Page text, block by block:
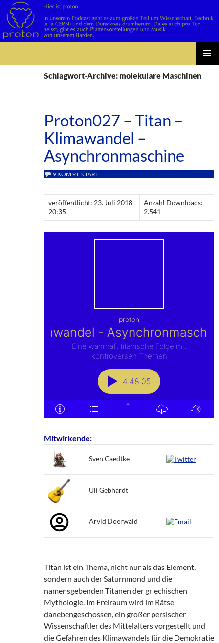
MENÜ
Schlagwort-Archive: molekulare Maschinen
Proton027 – Titan –
Klimawandel –
Asynchronmaschine
9 KOMMENTARE
veröffentlicht: 23. Juli 2018
20:35
Anzahl Downloads:
2.541
Mitwirkende:
Sven Gaedtke
Uli Gebhardt
Arvid Doerwald
Titan ist ein Thema, nicht nur als das Element,
sondern auch der Saturnmond und die
namensgebenden Titanen der griechischen
Mythologie. Im Freiraum wird im Rätsel
danebengeschossen, ein großer persischer
Wissenschaftler des Mittelalters vorgestellt und
die Gefahren des Klimawandels für die Demokratie